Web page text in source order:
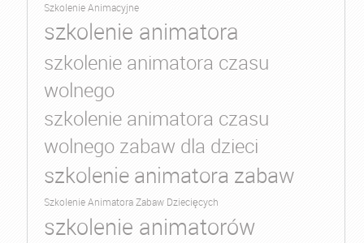
Szkolenie Animacyjne
szkolenie animatora
szkolenie animatora czasu
wolnego
szkolenie animatora czasu
wolnego zabaw dla dzieci
szkolenie animatora zabaw
Szkolenie Animatora Zabaw Dziecięcych
szkolenie animatorów